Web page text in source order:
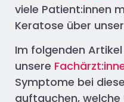
viele Patient:innen
Keratose über
Im folgenden
unsere
Symptome bei
auftauchen,